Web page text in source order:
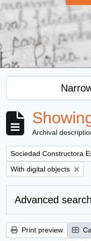
Archival
Remove filter:
Sociedad Constructora
Remove filter:
With digital objects
Advanced
Print preview